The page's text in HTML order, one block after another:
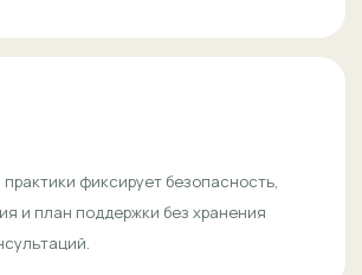
фиксирует безопасность,
и план поддержки без хранения